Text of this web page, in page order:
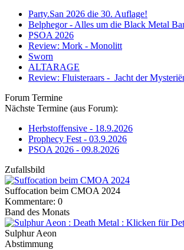
Party.San 2026 die 30. Auflage!
Belphegor - Alles um die Black Metal
PSOA 2026
Review: Mork - Monolitt
Sworn
ALTARAGE
Review: Fluisteraars - Jacht der
Forum Termine
Nächste Termine (aus Forum):
Herbstoffensive - 18.9.2026
Prophecy Fest - 03.9.2026
PSOA 2026 - 09.8.2026
Zufallsbild
Suffocation beim CMOA 2024
Kommentare: 0
Band des Monats
Sulphur Aeon
Abstimmung